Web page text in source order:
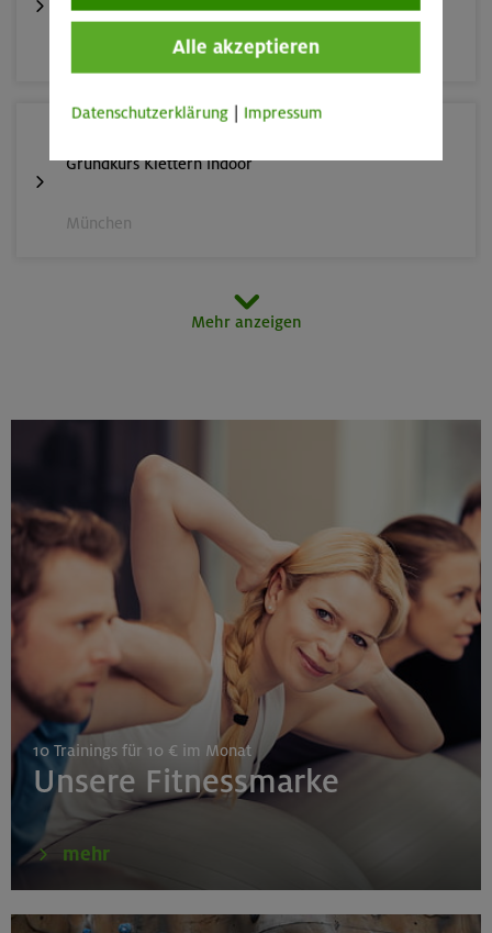
Grundkurs Klettern indoor
München
25.08./01./08.09.26
Aufbaukurs Klettern indoor (3 Termine)
Gilching
26.08.26
Schnupperkletterkurs indoor
München
27./28.08.26
Grundkurs Klettern indoor
Gilching
Mehr anzeigen
10 Trainings für 10 € im Monat
Unsere Fitnessmarke
mehr
Alle akzeptieren
Datenschutzerklärung Impressum